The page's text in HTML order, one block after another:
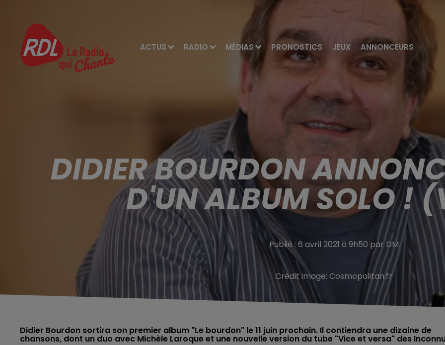
ACTUS RADIO MÉDIAS PRONOSTICS JEUX ANNONCEURS
DIDIER BOURDON
D'UN ALBUM SOLO !
Publié : 6 avril 2021 à 9h50 par DM
Crédit image: Cosmopolitan.fr
Didier Bourdon sortira son premier album "Le bourdon" le 11 juin prochain. Il contiendra une dizaine de
chansons, dont un duo avec Michèle Laroque et une nouvelle version du tube "Vice et versa" des